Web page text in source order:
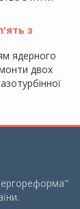
з
ядерного
двох